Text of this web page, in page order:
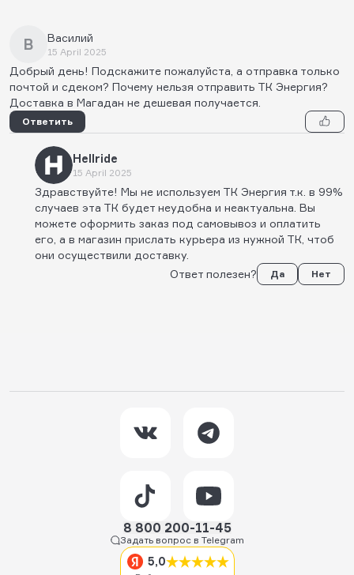
В Василий
15 April 2025
Добрый день! Подскажите пожалуйста, а отправка только
почтой и сдеком? Почему нельзя отправить ТК Энергия?
Доставка в Магадан не дешевая получается.
Ответить
Hellride
15 April 2025
Здравствуйте! Мы не используем ТК Энергия т.к. в 99%
случаев эта ТК будет неудобна и неактуальна. Вы
можете оформить заказ под самовывоз и оплатить
его, а в магазин прислать курьера из нужной ТК, чтоб
они осуществили доставку.
Ответ полезен?
Да Нет
8 800 200-11-45
Задать вопрос в Telegram
5,0